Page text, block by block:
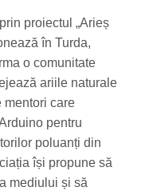
proiectul „Arieș
în Turda,
o comunitate
ariile naturale
mentori care
pentru
poluanți din
își propune să
mediului și să